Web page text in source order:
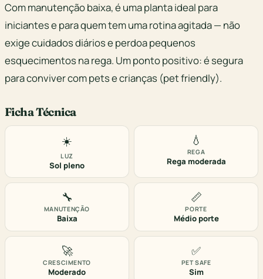
Com manutenção baixa, é uma planta ideal para
iniciantes e para quem tem uma rotina agitada — não
exige cuidados diários e perdoa pequenos
esquecimentos na rega. Um ponto positivo: é segura
para conviver com pets e crianças (pet friendly).
Ficha Técnica
☀️
LUZ
Sol pleno
💧
REGA
Rega moderada
🔧
MANUTENÇÃO
Baixa
📏
PORTE
Médio porte
🚀
CRESCIMENTO
Moderado
✅
PET SAFE
Sim